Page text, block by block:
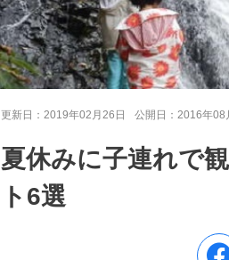
更新日： 2019年02月26日 公開日： 2016年08
夏休みに子連れで
ト6選